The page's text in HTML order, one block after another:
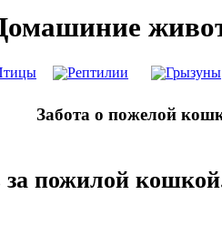
Рептилии Грызуны
Забота о пожелой
пожилой